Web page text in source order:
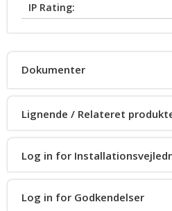
Dokumenter
Desværre
Lignende / Relateret
Kisae DMT1250
Log in for
Log in for Godkendelser
IP Rating: